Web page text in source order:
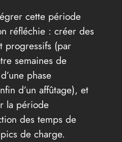
cette période
réfléchie : créer des
progressifs (par
semaines de
phase
d’un affûtage), et
la période
des temps de
de charge.